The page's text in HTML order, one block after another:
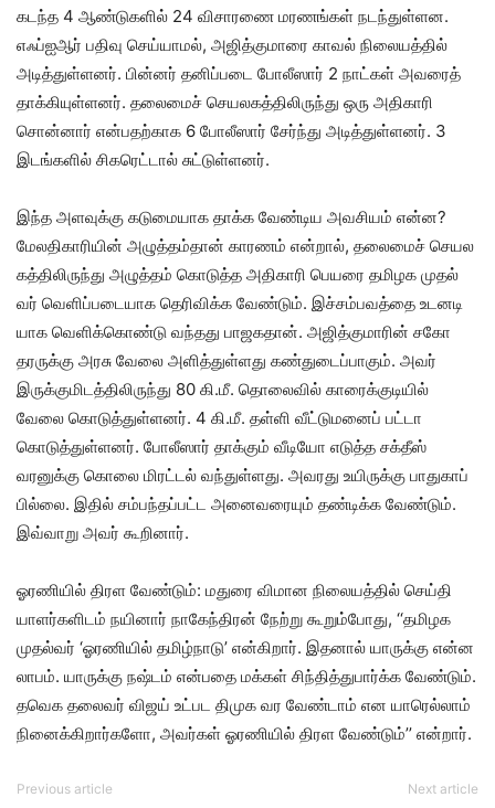
கடந்த 4 ஆண்​டு​களில் 24 விசா​ரணை மரணங்​கள் நடந்​துள்​ளன.
எஃப்​ஐஆர் பதிவு செய்​யாமல், அஜித்​கு​மாரை காவல் நிலை​யத்​தில்
அடித்​துள்​ளனர். பின்​னர் தனிப்​படை போலீ​ஸார் 2 நாட்​கள் அவரைத்
தாக்​கி​யுள்​ளனர். தலை​மைச் செயல​கத்​திலிருந்து ஒரு அதி​காரி
சொன்​னார் என்​ப​தற்​காக 6 போலீ​ஸார் சேர்ந்து அடித்​துள்​ளனர். 3
இடங்​களில் சிகரெட்​டால் சுட்​டுள்​ளனர்.
இந்த அளவுக்கு கடுமை​யாக தாக்க வேண்​டிய அவசி​யம் என்ன?
மேல​தி​காரி​யின் அழுத்​தம்​தான் காரணம் என்​றால், தலை​மைச் செயல​
கத்​திலிருந்து அழுத்​தம் கொடுத்த அதி​காரி பெயரை தமிழக முதல்​
வர் வெளிப்​படை​யாக தெரிவிக்க வேண்​டும். இச்​சம்​பவத்தை உடனடி​
யாக வெளிக்​கொண்டு வந்​தது பாஜக​தான். அஜித்​கு​மாரின் சகோ​
தரருக்கு அரசு வேலை அளித்​துள்​ளது கண்​துடைப்​பாகும். அவர்
இருக்​குமிடத்​திலிருந்து 80 கி.மீ. தொலை​வில் காரைக்​குடி​யில்
வேலை கொடுத்​துள்​ளனர். 4 கி.மீ. தள்ளி வீட்​டுமனைப் பட்டா
கொடுத்​துள்​ளனர். போலீ​ஸார் தாக்​கும் வீடியோ எடுத்த சக்​தீஸ்​
வரனுக்கு கொலை மிரட்​டல் வந்​துள்​ளது. அவரது உயிருக்கு பாது​காப்​
பில்​லை. இதில் சம்​பந்​தப்​பட்ட அனை​வரை​யும் தண்​டிக்க வேண்​டும்.
இவ்​வாறு அவர் கூறி​னார்.
​ஓரணியில் திரள வேண்டும்: மதுரை விமான நிலை​யத்​தில் செய்​தி​
யாளர்​களிடம் நயினார் நாகேந்திரன் நேற்று கூறும்போது, ‘‘தமிழக
முதல்​வர் ‘ஓரணி​யில் தமிழ்​நாடு’ என்​கிறார். இதனால் யாருக்கு என்ன
லாபம். யாருக்கு நஷ்டம் என்​பதை மக்​கள் சிந்​தித்துபார்க்க வேண்​டும்.
தவெக தலை​வர் விஜய் உட்பட திமுக வர வேண்​டாம் என யாரெல்​லாம்
நினைக்​கிறார்​களோ, அவர்​கள் ஓரணி​யில் திரள வேண்​டும்’’ என்றார்.
Previous article Next article